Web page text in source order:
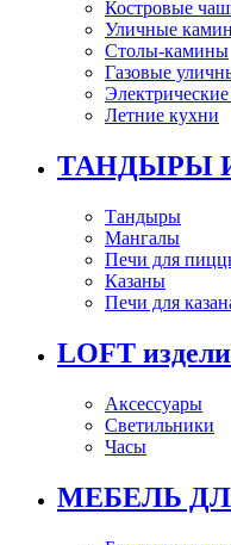
Костровые
Уличные
Столы-камины
Газовые
Летние кухни
ТАНДЫРЫ
Тандыры
Мангалы
Печи для
Казаны
Печи для
LOFT
Аксессуары
Светильники
Часы
МЕБЕЛЬ